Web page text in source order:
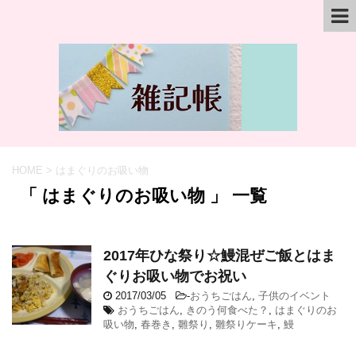
HOME > はまぐりのお吸い物
「 はまぐりのお吸い物 」 一覧
2017年ひな祭り☆鰻混ぜご飯とはま
ぐりお吸い物でお祝い
2017/03/05 -おうちごはん, 子供のイベント
おうちごはん, きのう何食べた？ , はまぐりのお
吸い物, 春巻き , 雛祭り , 雛祭りケーキ, 鰻